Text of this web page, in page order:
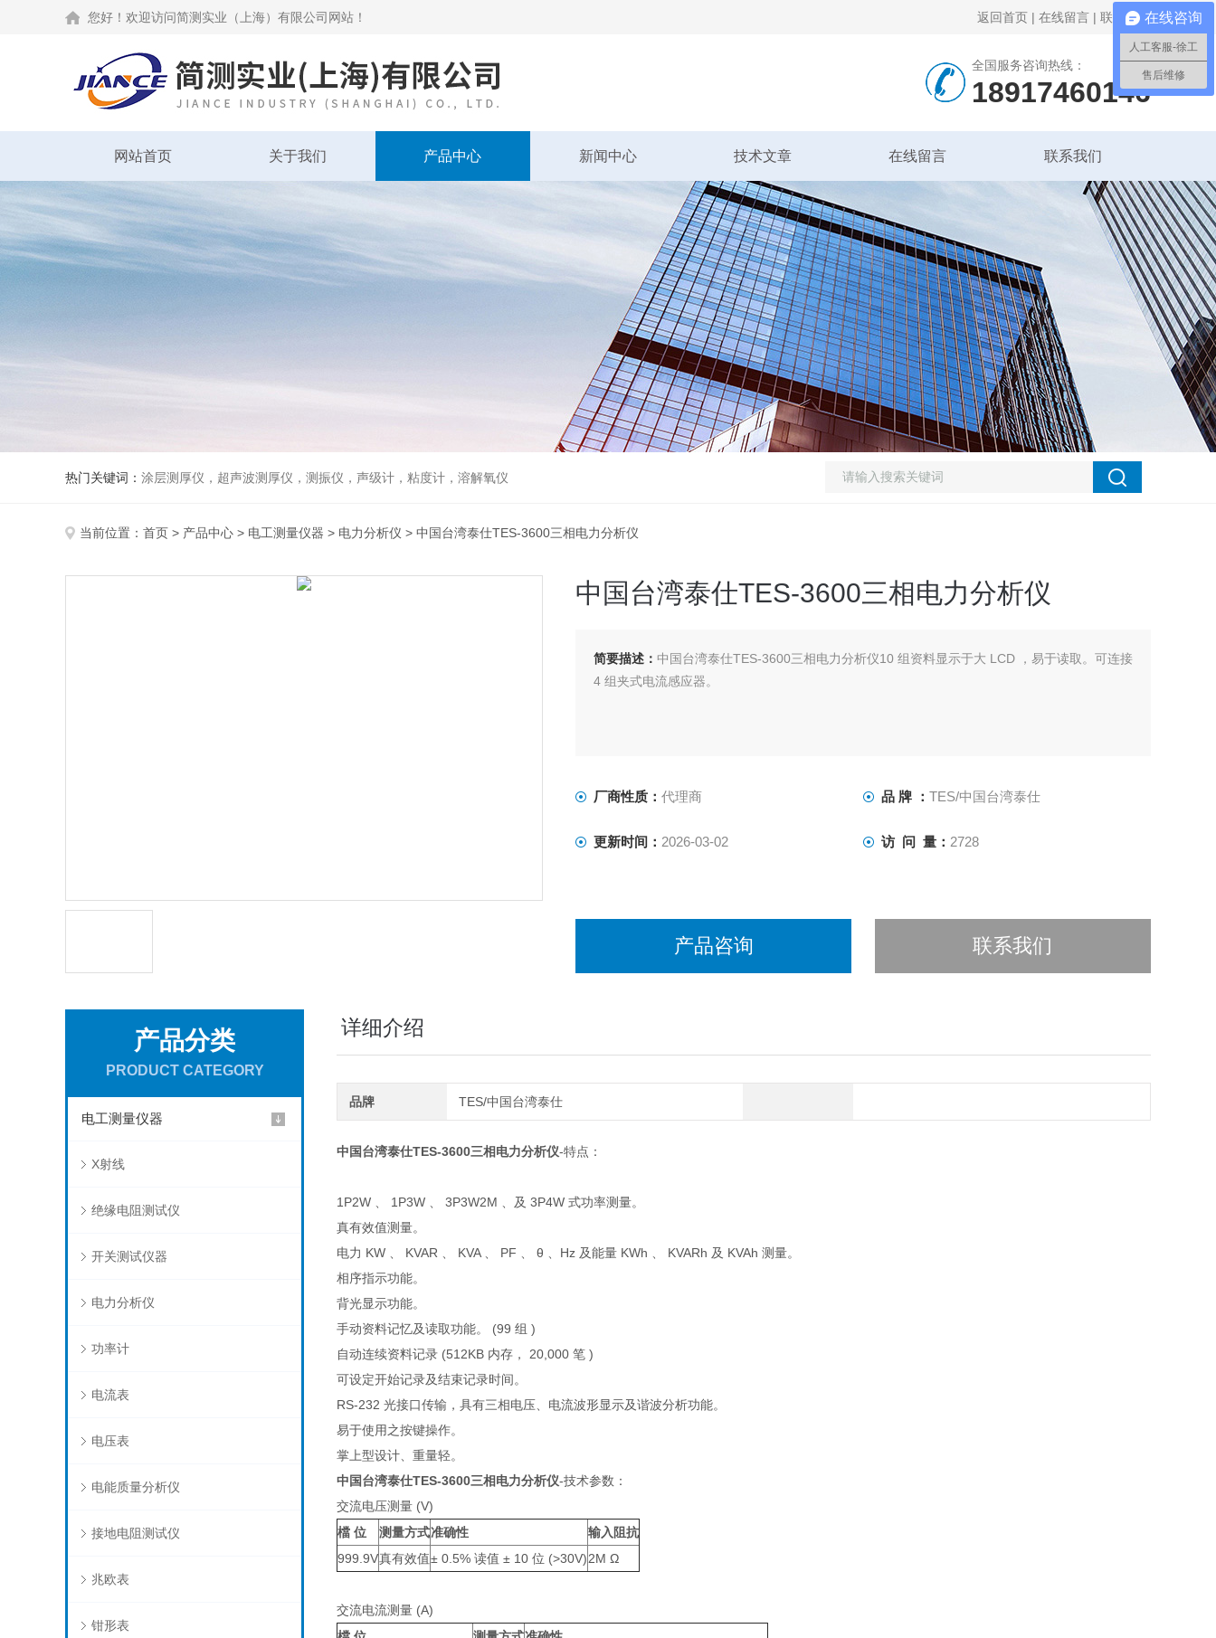
您好！欢迎访问简测实业（上海）有限公司网站！ 返回首页 | 在线留言 | 联系我们
全国服务咨询热线：
18917460146
网站首页 关于我们 产品中心 新闻中心 技术文章 在线留言 联系我们
热门关键词： 涂层测厚仪，超声波测厚仪，测振仪，声级计，粘度计，溶解氧仪
当前位置： 首页 > 产品中心 > 电工测量仪器 > 电力分析仪 > 中国台湾泰仕TES-3600三相电力分析仪
中国台湾泰仕TES-3600三相电力分析仪
简要描述： 中国台湾泰仕TES-3600三相电力分析仪10 组资料显示于大 LCD ，易于读取。可连接
4 组夹式电流感应器。
厂商性质： 代理商 品 牌 ： TES/中国台湾泰仕
更新时间： 2026-03-02 访 问 量： 2728
产品咨询 联系我们
产品分类
PRODUCT CATEGORY
电工测量仪器
X射线
绝缘电阻测试仪
开关测试仪器
电力分析仪
功率计
电流表
电压表
电能质量分析仪
接地电阻测试仪
兆欧表
钳形表
详细介绍
品牌 TES/中国台湾泰仕
中国台湾泰仕TES-3600三相电力分析仪-特点：
1P2W 、 1P3W 、 3P3W2M 、及 3P4W 式功率测量。
真有效值测量。
电力 KW 、 KVAR 、 KVA 、 PF 、 θ 、Hz 及能量 KWh 、 KVARh 及 KVAh 测量。
相序指示功能。
背光显示功能。
手动资料记忆及读取功能。 (99 组 )
自动连续资料记录 (512KB 内存， 20,000 笔 )
可设定开始记录及结束记录时间。
RS-232 光接口传输，具有三相电压、电流波形显示及谐波分析功能。
易于使用之按键操作。
掌上型设计、重量轻。
中国台湾泰仕TES-3600三相电力分析仪-技术参数：
交流电压测量 (V)
檔 位
测量方式准确性
输入阻抗
999.9V真有效值± 0.5% 读值 ± 10 位 (>30V)2M Ω
交流电流测量 (A)
在线咨询
人工客服-徐工
售后维修